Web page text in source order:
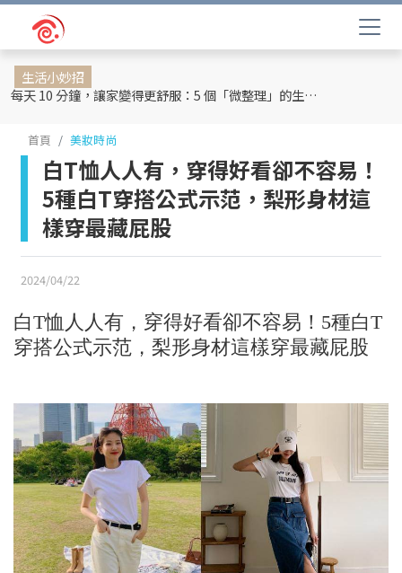
生活小妙招
每天 10 分鐘，讓家變得更舒服：5 個「微整理」的生活提案
首頁 美妝時尚
白T恤人人有，穿得好看卻不容易！
5種白T穿搭公式示范，梨形身材這
樣穿最藏屁股
2024/04/22
白T恤人人有，穿得好看卻不容易！5種白T
穿搭公式示范，梨形身材這樣穿最藏屁股